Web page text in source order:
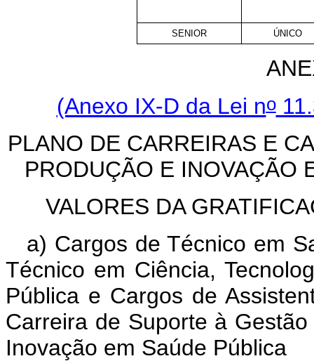
SENIOR ÚNICO
(Anexo IX-D da Lei no
PLANO DE CARREIRAS E
PRODUÇÃO E INOVAÇÃO
VALORES DA
a) Cargos de Técnico em
Técnico em Ciência,
Pública e Cargos de
Carreira de Suporte à
Inovação em Saúde Pública